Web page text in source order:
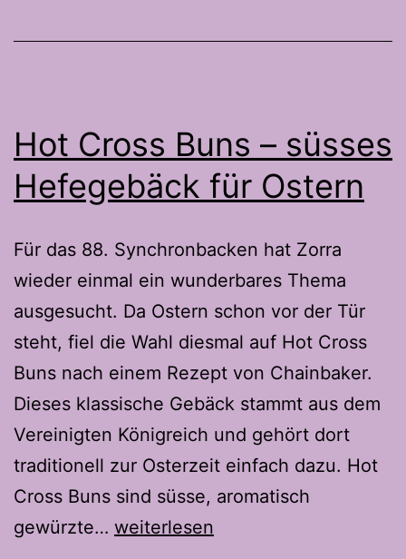
Stunde
Tisch
Hot Cross Buns – süsses
Hefegebäck für Ostern
Für das 88. Synchronbacken hat Zorra
wieder einmal ein wunderbares Thema
ausgesucht. Da Ostern schon vor der Tür
steht, fiel die Wahl diesmal auf Hot Cross
Buns nach einem Rezept von Chainbaker.
Dieses klassische Gebäck stammt aus dem
Vereinigten Königreich und gehört dort
traditionell zur Osterzeit einfach dazu. Hot
Cross Buns sind süsse, aromatisch
gewürzte… Hot
weiterlesen